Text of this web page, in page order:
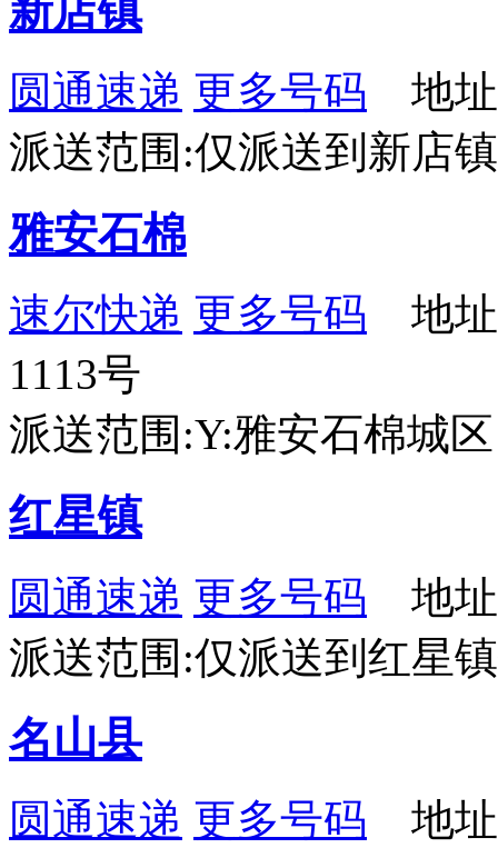
新店镇
圆通速递 更多号码 地址
派送范围:仅派送到新店
雅安石棉
速尔快递 更多号码 地址
1113号
派送范围:Y:雅安石棉城
红星镇
圆通速递 更多号码 地址
派送范围:仅派送到红星
名山县
圆通速递 更多号码 地址